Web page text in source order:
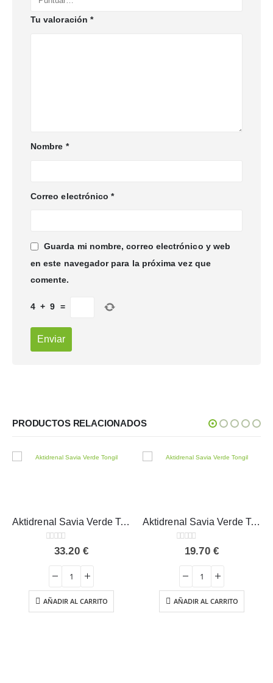
Tu valoración *
Nombre *
Correo electrónico*
Guarda mi nombre, correo electrónico y web
en este navegador para la próxima vez que
comente.
4 + 9 =
PRODUCTOS RELACIONADOS
Aktidrenal Savia Verde Tongil 500 ml
out of 5
33.20 €
AÑADIR AL CARRITO
Aktidrenal Savia Verde Tongil 250ml
out of 5
19.70 €
AÑADIR AL CARRITO